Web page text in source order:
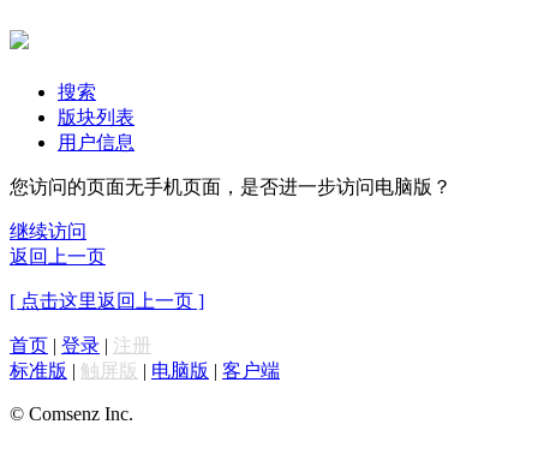
搜索
版块列表
用户信息
您访问的页面无手机页面，是否进一步访问电脑版？
继续访问
返回上一页
[ 点击这里返回上一页 ]
首页 | 登录 | 注册
标准版 | 触屏版 | 电脑版 | 客户端
© Comsenz Inc.